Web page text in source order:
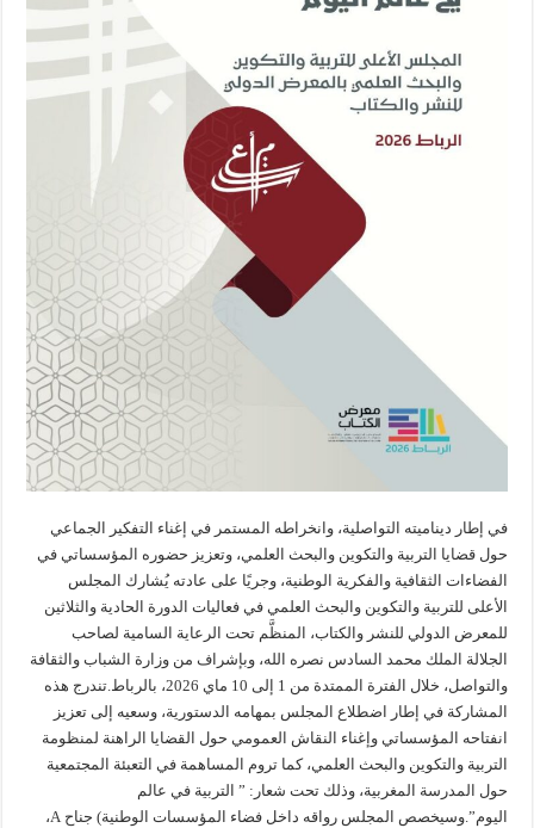
في إطار ديناميته التواصلية، وانخراطه المستمر في إغناء التفكير الجماعي
حول قضايا التربية والتكوين والبحث العلمي، وتعزيز حضوره المؤسساتي في
الفضاءات الثقافية والفكرية الوطنية، وجريًا على عادته يُشارك المجلس
الأعلى للتربية والتكوين والبحث العلمي في فعاليات الدورة الحادية والثلاثين
للمعرض الدولي للنشر والكتاب، المنظَّم تحت الرعاية السامية لصاحب
الجلالة الملك محمد السادس نصره الله، وبإشراف من وزارة الشباب والثقافة
والتواصل، خلال الفترة الممتدة من 1 إلى 10 ماي 2026، بالرباط.تندرج هذه
المشاركة في إطار اضطلاع المجلس بمهامه الدستورية، وسعيه إلى تعزيز
انفتاحه المؤسساتي وإغناء النقاش العمومي حول القضايا الراهنة لمنظومة
التربية والتكوين والبحث العلمي، كما تروم المساهمة في التعبئة المجتمعية
حول المدرسة المغربية، وذلك تحت شعار: ” التربية في عالم
اليوم”.وسيخصص المجلس رواقه داخل فضاء المؤسسات الوطنية) جناح A،